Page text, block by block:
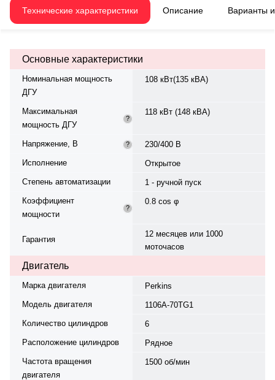
регулятором оборотов. Объём
двигателя — 7,01 л. Система
Частота вращения — 1500 об/
мин. Генератор синхронный,
Производитель генератора —
Stamford, модель UCI274E, класс
л/ч при 100% нагрузке, 24,1 л/ч
при 75%. Ёмкость топливного
управления — Deif CGC-400,
степень защиты IP23. Время
мощности — 8,3 ч. Стандартный
— 6,1 ч. Вес — 1440 кг, габариты:
2360×1035×1935 мм.
— 12 месяцев или 1000
Технические характеристики Описание Варианты
Основные характеристики
Номинальная мощность
ДГУ
108 кВт(135 кВА)
Максимальная
мощность ДГУ
?
118 кВт (148 кВА)
Напряжение, В ?
230/400 В
Исполнение
Открытое
Степень автоматизации
1 - ручной пуск
Коэффициент
мощности
?
0.8 cos φ
Гарантия
12 месяцев или 1000
моточасов
Двигатель
Марка двигателя
Perkins
Модель двигателя
1106A-70TG1
Количество цилиндров
6
Расположение цилиндров
Рядное
Частота вращения
двигателя
1500 об/мин